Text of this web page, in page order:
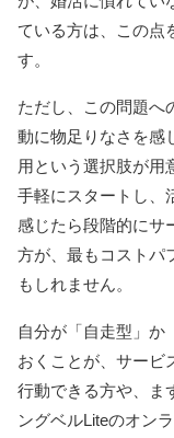
ている方は、この点
す。
ただし、この問題へ
動に物足りなさを感
用という選択肢が用
手軽にスタートし、
感じたら段階的にサ
方が、最もコストパ
もしれません。
自分が「自走型」か
おくことが、サービ
行動できる方や、ま
ングベルLiteのオン